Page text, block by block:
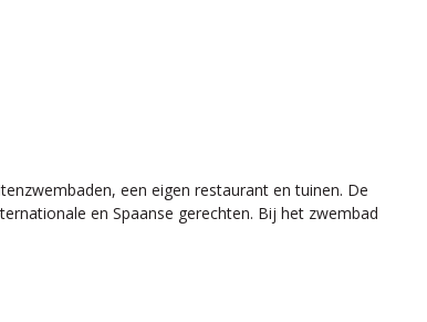
een eigen restaurant en tuinen. De
en Spaanse gerechten. Bij het zwembad